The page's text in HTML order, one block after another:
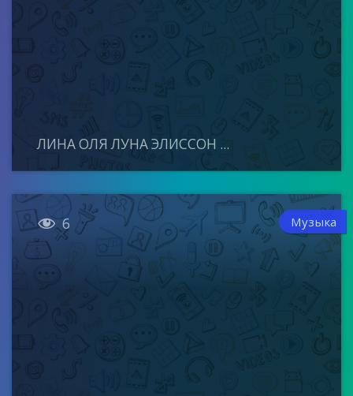
ЛИНА ОЛЯ ЛУНА ЭЛИССОН ...
 6 Музыка